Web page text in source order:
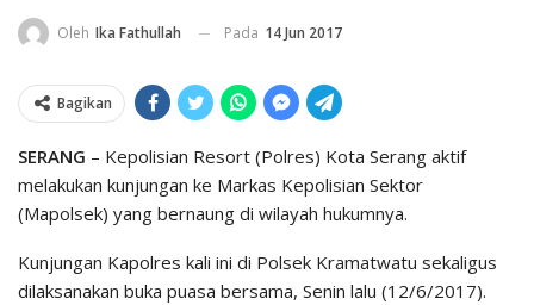
Oleh Ika Fathullah Pada 14 Jun 2017
Bagikan
SERANG – Kepolisian Resort (Polres) Kota Serang aktif
melakukan kunjungan ke Markas Kepolisian Sektor
(Mapolsek) yang bernaung di wilayah hukumnya.
Kunjungan Kapolres kali ini di Polsek Kramatwatu sekaligus
dilaksanakan buka puasa bersama, Senin lalu (12/6/2017).